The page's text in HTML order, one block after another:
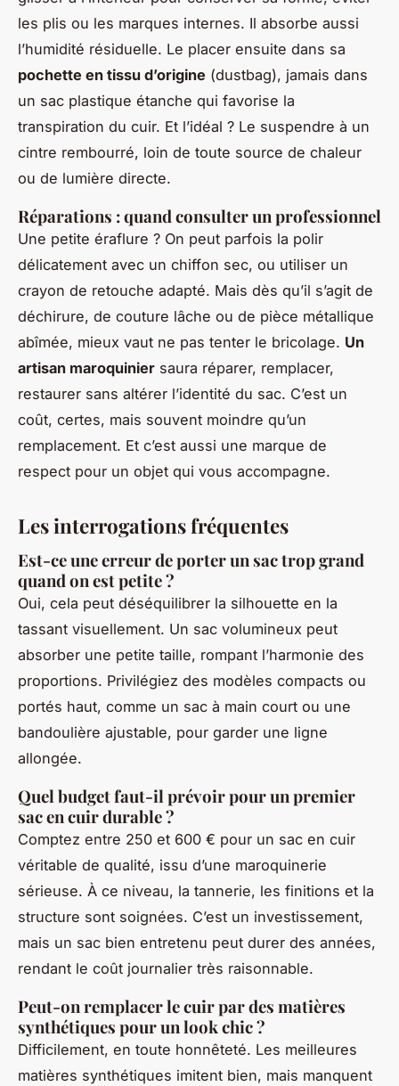
les plis ou les marques internes. Il absorbe aussi
l’humidité résiduelle. Le placer ensuite dans sa
pochette en tissu d’origine (dustbag), jamais dans
un sac plastique étanche qui favorise la
transpiration du cuir. Et l’idéal ? Le suspendre à un
cintre rembourré, loin de toute source de chaleur
ou de lumière directe.
Réparations : quand consulter un professionnel
Une petite éraflure ? On peut parfois la polir
délicatement avec un chiffon sec, ou utiliser un
crayon de retouche adapté. Mais dès qu’il s’agit de
déchirure, de couture lâche ou de pièce métallique
abîmée, mieux vaut ne pas tenter le bricolage. Un
artisan maroquinier saura réparer, remplacer,
restaurer sans altérer l’identité du sac. C’est un
coût, certes, mais souvent moindre qu’un
remplacement. Et c’est aussi une marque de
respect pour un objet qui vous accompagne.
Les interrogations fréquentes
Est-ce une erreur de porter un sac trop grand
quand on est petite ?
Oui, cela peut déséquilibrer la silhouette en la
tassant visuellement. Un sac volumineux peut
absorber une petite taille, rompant l’harmonie des
proportions. Privilégiez des modèles compacts ou
portés haut, comme un sac à main court ou une
bandoulière ajustable, pour garder une ligne
allongée.
Quel budget faut-il prévoir pour un premier
sac en cuir durable ?
Comptez entre 250 et 600 € pour un sac en cuir
véritable de qualité, issu d’une maroquinerie
sérieuse. À ce niveau, la tannerie, les finitions et la
structure sont soignées. C’est un investissement,
mais un sac bien entretenu peut durer des années,
rendant le coût journalier très raisonnable.
Peut-on remplacer le cuir par des matières
synthétiques pour un look chic ?
Difficilement, en toute honnêteté. Les meilleures
matières synthétiques imitent bien, mais manquent